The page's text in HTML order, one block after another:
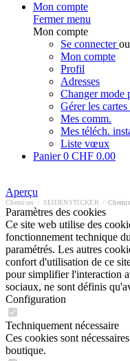
Mon compte
Fermer menu
Mon compte
Se connecterou
Mon compte
Profil
Adresses
Changer mode
Gérer les
Mes comm.
Mes téléch.
Liste vœux
Panier0 CHF 0.00
Aperçu
Chemises SEIDENSTICKER
Paramètres des cookies
Ce site web utilise des
fonctionnement technique
paramétrés. Les autres
confort d'utilisation de ce
pour simplifier l'interaction
sociaux, ne sont définis
Configuration
Techniquement nécessaire
Ces cookies sont
boutique.